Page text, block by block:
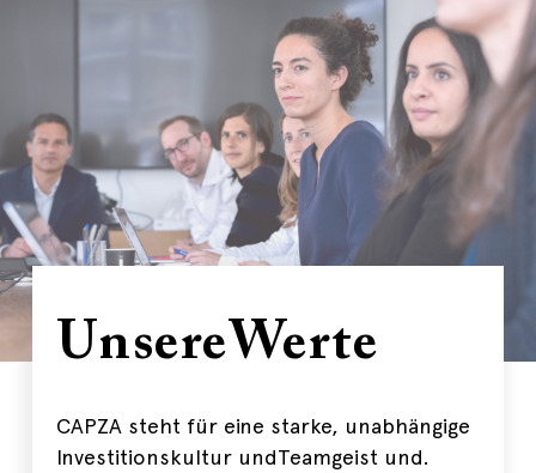
UnsereWerte
CAPZA steht für eine starke, unabhängige
Investitionskultur undTeamgeist und.